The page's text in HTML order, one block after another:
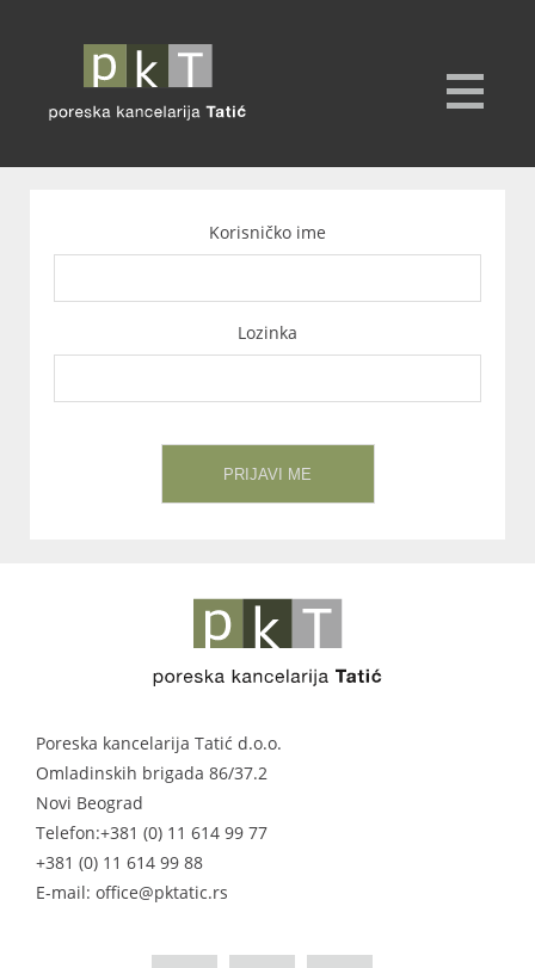
Korisničko ime
Lozinka
Poreska kancelarija Tatić d.o.o.
Omladinskih brigada 86/37.2
Novi Beograd
Telefon:+381 (0) 11 614 99 77
+381 (0) 11 614 99 88
E-mail: office@pktatic.rs